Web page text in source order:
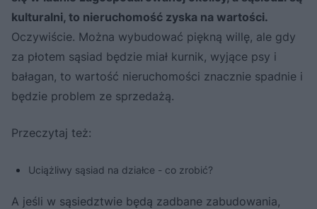
kulturalni, to nieruchomość zyska na wartości.
Oczywiście. Można wybudować piękną willę, ale gdy
za płotem sąsiad będzie miał kurnik, wyjące psy i
bałagan, to wartość nieruchomości znacznie spadnie i
będzie problem ze sprzedażą.
Przeczytaj też:
Uciążliwy sąsiad na działce - co zrobić?
A jeśli w sąsiedztwie będą zadbane zabudowania,